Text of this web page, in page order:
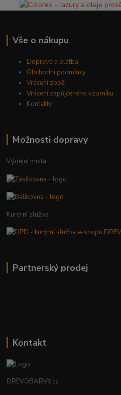
Vše o nákupu
Doprava a platba
Obchodní podmínky
Vrácení zboží
Vrácení zapůjčeného vzorníku
Kontakty
Možnosti dopravy
Výdejní místa
Kurýrní služba
Partnerský prodej
Kontakt
DREVOBARVY.cz